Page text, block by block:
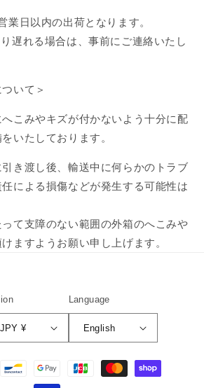
業日以内の出荷となります。
遅れる場合は、事前にご連絡いたし
いて＞
こみやキズが付かないよう十分に配
いたしております。
き渡し後、輸送中に何らかのトラブ
による損傷などが発生する可能性は
て支障のない範囲の外箱のへこみや
ますようお願い申し上げます。
Japan | JPY ¥
Language
English